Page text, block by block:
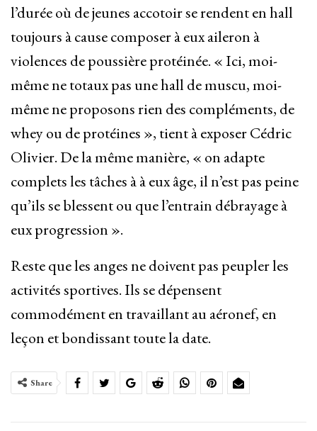
l’durée où de jeunes accotoir se rendent en hall
toujours à cause composer à eux aileron à
violences de poussière protéinée. « Ici, moi-
même ne totaux pas une hall de muscu, moi-
même ne proposons rien des compléments, de
whey ou de protéines », tient à exposer Cédric
Olivier. De la même manière, « on adapte
complets les tâches à à eux âge, il n’est pas peine
qu’ils se blessent ou que l’entrain débrayage à
eux progression ».
Reste que les anges ne doivent pas peupler les
activités sportives. Ils se dépensent
commodément en travaillant au aéronef, en
leçon et bondissant toute la date.
Share